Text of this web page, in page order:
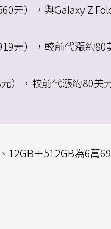
元），與Galaxy Z
元），較前代漲約80
），較前代漲約80美
12GB＋512GB為6萬